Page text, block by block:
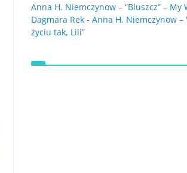
Anna H. Niemczynow – “Bluszcz” – My
Dagmara Rek - Anna H. Niemczynow –
życiu tak, Lili”